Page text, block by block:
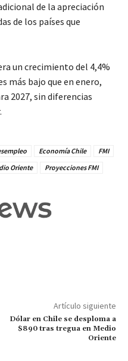
de la apreciación
de los países que
un crecimiento del 4,4%
más bajo que en enero,
2027, sin diferencias
Economía Chile
FMI
Oriente Proyecciones FMI
Artículo siguiente
Dólar en Chile se desploma a
$890 tras tregua en Medio
Oriente